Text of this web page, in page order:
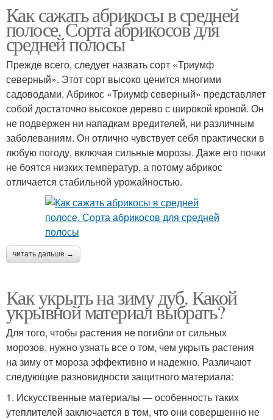
Как сажать абрикосы в средней
полосе. Сорта абрикосов для
средней полосы
Прежде всего, следует назвать сорт «Триумф
северный». Этот сорт высоко ценится многими
садоводами. Абрикос «Триумф северный» представляет
собой достаточно высокое дерево с широкой кроной. Он
не подвержен ни нападкам вредителей, ни различным
заболеваниям. Он отлично чувствует себя практически в
любую погоду, включая сильные морозы. Даже его почки
не боятся низких температур, а потому абрикос
отличается стабильной урожайностью.
читать дальше →
Как укрыть на зиму дуб. Какой
укрывной материал выбрать?
Для того, чтобы растения не погибли от сильных
морозов, нужно узнать все о том, чем укрыть растения
на зиму от мороза эффективно и надежно. Различают
следующие разновидности защитного материала:
1. Искусственные материалы — особенность таких
утеплителей заключается в том, что они совершенно не